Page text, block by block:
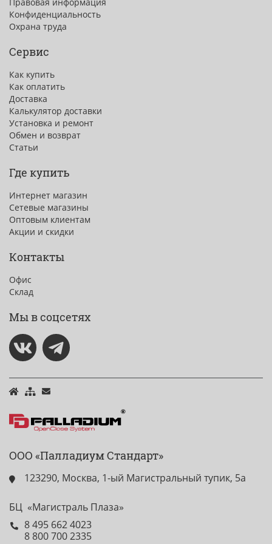
Правовая информация
Конфиденциальность
Охрана труда
Сервис
Как купить
Как оплатить
Доставка
Калькулятор доставки
Установка и ремонт
Обмен и возврат
Статьи
Где купить
Интернет магазин
Сетевые магазины
Оптовым клиентам
Акции и скидки
Контакты
Офис
Склад
Мы в соцсетях
ООО «Палладиум Стандарт»
123290, Москва, 1-ый Магистральный тупик, 5а
БЦ «Магистраль Плаза»
8 495 662 4023
8 800 700 2335